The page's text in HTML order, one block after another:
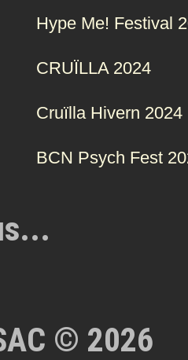
Hype Me! Festival
CRUÏLLA 2024
Cruïlla Hivern 2024
BCN Psych Fest
© 2026